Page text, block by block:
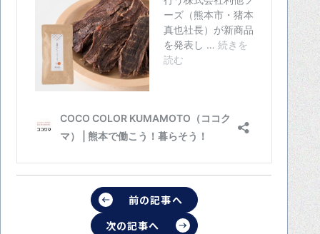
キャリア採用をお考えの企業様へ
選ばれる４つの理由
４つの特長で解決
独自の採用スキーム
お問い合わせ
プライバシーポリシー
前の記事へ
次の記事へ